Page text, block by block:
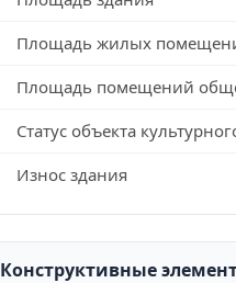
Площадь жилых
Площадь помещений
Статус объекта
Износ здания
Конструктивные